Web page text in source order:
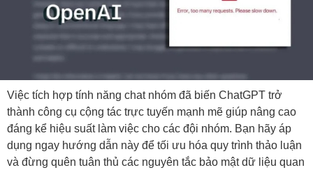
Việc tích hợp tính năng chat nhóm đã biến ChatGPT trở
thành công cụ cộng tác trực tuyến mạnh mẽ giúp nâng cao
đáng kể hiệu suất làm việc cho các đội nhóm. Bạn hãy áp
dụng ngay hướng dẫn này để tối ưu hóa quy trình thảo luận
và đừng quên tuân thủ các nguyên tắc bảo mật dữ liệu quan